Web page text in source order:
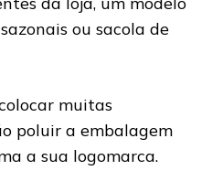
ou sacola de
muitas
poluir a embalagem
a sua logomarca.